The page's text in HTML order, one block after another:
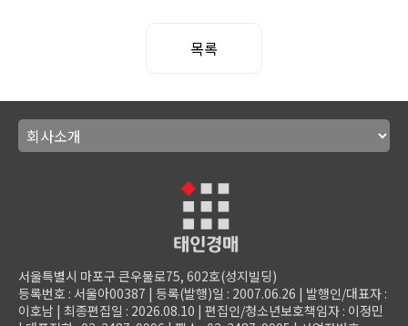
목록
서울특별시 마포구 큰우물로75, 602호(성지빌딩)
등록번호 : 서울아00387 | 등록(발행)일 : 2007.06.26 | 발행인/대표자 :
이호남 | 최종편집일 : 2026.08.10 | 편집인/청소년보호책임자 : 이정민